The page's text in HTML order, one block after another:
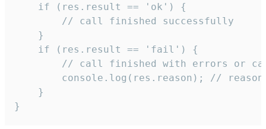
    if (res.result == 'ok') {
        // call finished successfully
    }
    if (res.result == 'fail') {
// call finished with errors or
console.log(res.reason); //
    }
}